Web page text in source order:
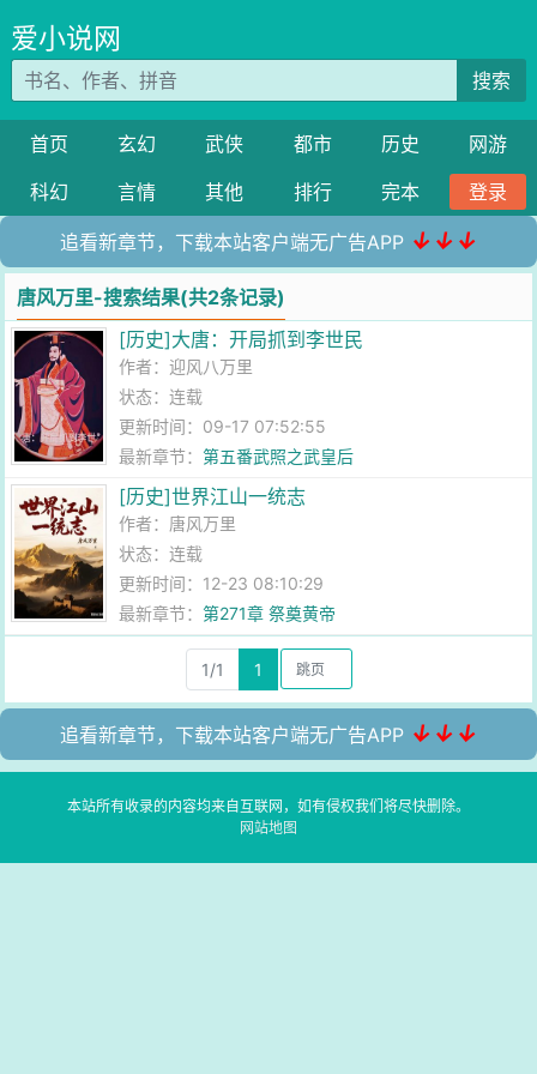
爱小说网
搜索
首页 玄幻 武侠 都市 历史
网游
科幻
言情 其他 排行 完本 登录
追看新章节，下载本站客户端无广告APP ↓↓↓
唐风万里-搜索结果(共2条记录)
[历史]大唐：开局抓到李世民
作者：迎风八万里
状态：连载
更新时间：09-17 07:52:55
最新章节：第五番武照之武皇后
[历史]世界江山一统志
作者： 唐风万里
状态：连载
更新时间：12-23 08:10:29
最新章节：第271章 祭奠黄帝
1/1 1
追看新章节，下载本站客户端无广告APP ↓↓↓
本站所有收录的内容均来自互联网，如有侵权我们将尽快删除。
网站地图